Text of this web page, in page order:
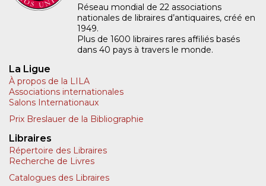
Réseau mondial de 22 associations
nationales de libraires d’antiquaires, créé en
1949.
Plus de 1600 libraires rares affiliés basés
dans 40 pays à travers le monde.
La Ligue
À propos de la LILA
Associations internationales
Salons Internationaux
Prix Breslauer de la Bibliographie
Libraires
Répertoire des Libraires
Recherche de Livres
Catalogues des Libraires